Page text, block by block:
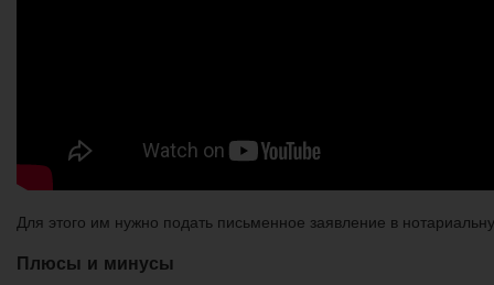
Для этого им нужно подать письменное заявление в
Плюсы и минусы